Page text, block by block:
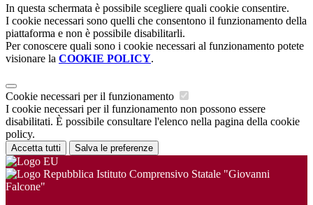
In questa schermata è possibile scegliere quali cookie consentire.
I cookie necessari sono quelli che consentono il funzionamento della
piattaforma e non è possibile disabilitarli.
Per conoscere quali sono i cookie necessari al funzionamento potete
visionare la COOKIE POLICY.
Cookie necessari per il funzionamento
I cookie necessari per il funzionamento non possono essere
disabilitati. È possibile consultare l'elenco nella pagina della cookie
policy.
Accetta tutti Salva le preferenze
Istituto Comprensivo Statale "Giovanni
Falcone"